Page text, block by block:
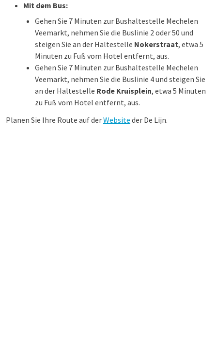
Mit dem Bus:
Gehen Sie 7 Minuten zur Bushaltestelle Mechelen
Veemarkt, nehmen Sie die Buslinie 2 oder 50 und
steigen Sie an der Haltestelle Nokerstraat, etwa 5
Minuten zu Fuß vom Hotel entfernt, aus.
Gehen Sie 7 Minuten zur Bushaltestelle Mechelen
Veemarkt, nehmen Sie die Buslinie 4 und steigen Sie
an der Haltestelle Rode Kruisplein, etwa 5 Minuten
zu Fuß vom Hotel entfernt, aus.
Planen Sie Ihre Route auf derWebsite der De Lijn.